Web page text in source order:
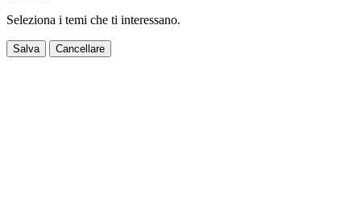
Seleziona i temi che ti interessano.
Salva Cancellare